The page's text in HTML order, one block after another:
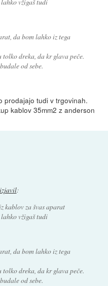
da bom lahko iz tega
dreka, da kr glava peče.
od sebe.
prodajajo tudi v trgovinah.
kablov 35mm2 z anderson
izjavil:
kablov za švas aparat
vžigaš tudi
da bom lahko iz tega
dreka, da kr glava peče.
od sebe.